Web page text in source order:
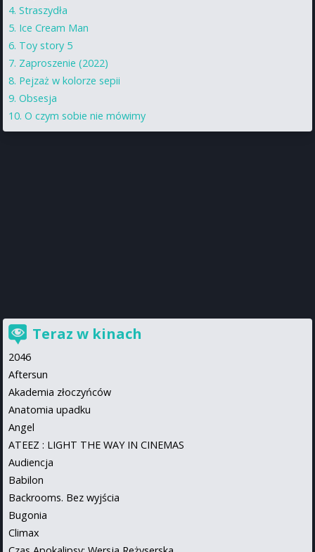
Straszydła
Ice Cream Man
Toy story 5
Zaproszenie (2022)
Pejzaż w kolorze sepii
Obsesja
O czym sobie nie mówimy
Teraz w kinach
2046
Aftersun
Akademia złoczyńców
Anatomia upadku
Angel
ATEEZ : LIGHT THE WAY IN CINEMAS
Audiencja
Babilon
Backrooms. Bez wyjścia
Bugonia
Climax